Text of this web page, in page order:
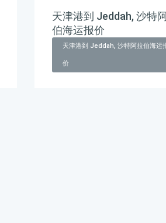
天津港到 Jeddah, 沙特
伯海运报价
天津港到 Jeddah, 沙特阿拉伯海运
价